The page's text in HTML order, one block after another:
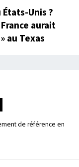
Unis ?
aurait
au Texas
de référence en